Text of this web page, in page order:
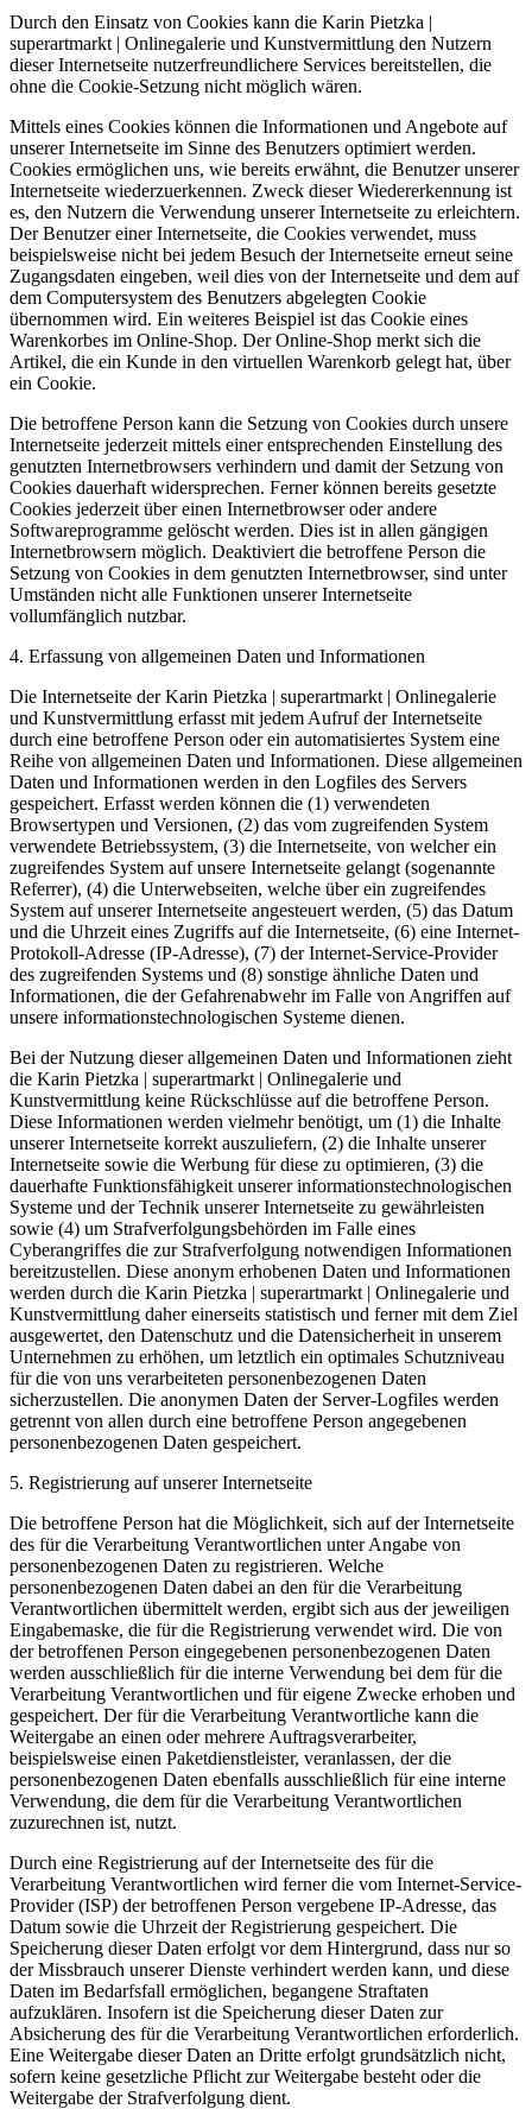
Durch den Einsatz von Cookies kann die Karin Pietzka |
superartmarkt | Onlinegalerie und Kunstvermittlung den Nutzern
dieser Internetseite nutzerfreundlichere Services bereitstellen, die
ohne die Cookie-Setzung nicht möglich wären.
Mittels eines Cookies können die Informationen und Angebote auf
unserer Internetseite im Sinne des Benutzers optimiert werden.
Cookies ermöglichen uns, wie bereits erwähnt, die Benutzer unserer
Internetseite wiederzuerkennen. Zweck dieser Wiedererkennung ist
es, den Nutzern die Verwendung unserer Internetseite zu erleichtern.
Der Benutzer einer Internetseite, die Cookies verwendet, muss
beispielsweise nicht bei jedem Besuch der Internetseite erneut seine
Zugangsdaten eingeben, weil dies von der Internetseite und dem auf
dem Computersystem des Benutzers abgelegten Cookie
übernommen wird. Ein weiteres Beispiel ist das Cookie eines
Warenkorbes im Online-Shop. Der Online-Shop merkt sich die
Artikel, die ein Kunde in den virtuellen Warenkorb gelegt hat, über
ein Cookie.
Die betroffene Person kann die Setzung von Cookies durch unsere
Internetseite jederzeit mittels einer entsprechenden Einstellung des
genutzten Internetbrowsers verhindern und damit der Setzung von
Cookies dauerhaft widersprechen. Ferner können bereits gesetzte
Cookies jederzeit über einen Internetbrowser oder andere
Softwareprogramme gelöscht werden. Dies ist in allen gängigen
Internetbrowsern möglich. Deaktiviert die betroffene Person die
Setzung von Cookies in dem genutzten Internetbrowser, sind unter
Umständen nicht alle Funktionen unserer Internetseite
vollumfänglich nutzbar.
4. Erfassung von allgemeinen Daten und Informationen
Die Internetseite der Karin Pietzka | superartmarkt | Onlinegalerie
und Kunstvermittlung erfasst mit jedem Aufruf der Internetseite
durch eine betroffene Person oder ein automatisiertes System eine
Reihe von allgemeinen Daten und Informationen. Diese allgemeinen
Daten und Informationen werden in den Logfiles des Servers
gespeichert. Erfasst werden können die (1) verwendeten
Browsertypen und Versionen, (2) das vom zugreifenden System
verwendete Betriebssystem, (3) die Internetseite, von welcher ein
zugreifendes System auf unsere Internetseite gelangt (sogenannte
Referrer), (4) die Unterwebseiten, welche über ein zugreifendes
System auf unserer Internetseite angesteuert werden, (5) das Datum
und die Uhrzeit eines Zugriffs auf die Internetseite, (6) eine Internet-
Protokoll-Adresse (IP-Adresse), (7) der Internet-Service-Provider
des zugreifenden Systems und (8) sonstige ähnliche Daten und
Informationen, die der Gefahrenabwehr im Falle von Angriffen auf
unsere informationstechnologischen Systeme dienen.
Bei der Nutzung dieser allgemeinen Daten und Informationen zieht
die Karin Pietzka | superartmarkt | Onlinegalerie und
Kunstvermittlung keine Rückschlüsse auf die betroffene Person.
Diese Informationen werden vielmehr benötigt, um (1) die Inhalte
unserer Internetseite korrekt auszuliefern, (2) die Inhalte unserer
Internetseite sowie die Werbung für diese zu optimieren, (3) die
dauerhafte Funktionsfähigkeit unserer informationstechnologischen
Systeme und der Technik unserer Internetseite zu gewährleisten
sowie (4) um Strafverfolgungsbehörden im Falle eines
Cyberangriffes die zur Strafverfolgung notwendigen Informationen
bereitzustellen. Diese anonym erhobenen Daten und Informationen
werden durch die Karin Pietzka | superartmarkt | Onlinegalerie und
Kunstvermittlung daher einerseits statistisch und ferner mit dem Ziel
ausgewertet, den Datenschutz und die Datensicherheit in unserem
Unternehmen zu erhöhen, um letztlich ein optimales Schutzniveau
für die von uns verarbeiteten personenbezogenen Daten
sicherzustellen. Die anonymen Daten der Server-Logfiles werden
getrennt von allen durch eine betroffene Person angegebenen
personenbezogenen Daten gespeichert.
5. Registrierung auf unserer Internetseite
Die betroffene Person hat die Möglichkeit, sich auf der Internetseite
des für die Verarbeitung Verantwortlichen unter Angabe von
personenbezogenen Daten zu registrieren. Welche
personenbezogenen Daten dabei an den für die Verarbeitung
Verantwortlichen übermittelt werden, ergibt sich aus der jeweiligen
Eingabemaske, die für die Registrierung verwendet wird. Die von
der betroffenen Person eingegebenen personenbezogenen Daten
werden ausschließlich für die interne Verwendung bei dem für die
Verarbeitung Verantwortlichen und für eigene Zwecke erhoben und
gespeichert. Der für die Verarbeitung Verantwortliche kann die
Weitergabe an einen oder mehrere Auftragsverarbeiter,
beispielsweise einen Paketdienstleister, veranlassen, der die
personenbezogenen Daten ebenfalls ausschließlich für eine interne
Verwendung, die dem für die Verarbeitung Verantwortlichen
zuzurechnen ist, nutzt.
Durch eine Registrierung auf der Internetseite des für die
Verarbeitung Verantwortlichen wird ferner die vom Internet-Service-
Provider (ISP) der betroffenen Person vergebene IP-Adresse, das
Datum sowie die Uhrzeit der Registrierung gespeichert. Die
Speicherung dieser Daten erfolgt vor dem Hintergrund, dass nur so
der Missbrauch unserer Dienste verhindert werden kann, und diese
Daten im Bedarfsfall ermöglichen, begangene Straftaten
aufzuklären. Insofern ist die Speicherung dieser Daten zur
Absicherung des für die Verarbeitung Verantwortlichen erforderlich.
Eine Weitergabe dieser Daten an Dritte erfolgt grundsätzlich nicht,
sofern keine gesetzliche Pflicht zur Weitergabe besteht oder die
Weitergabe der Strafverfolgung dient.